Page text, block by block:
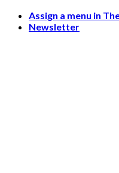
Skip
Assign a menu in
Newsletter